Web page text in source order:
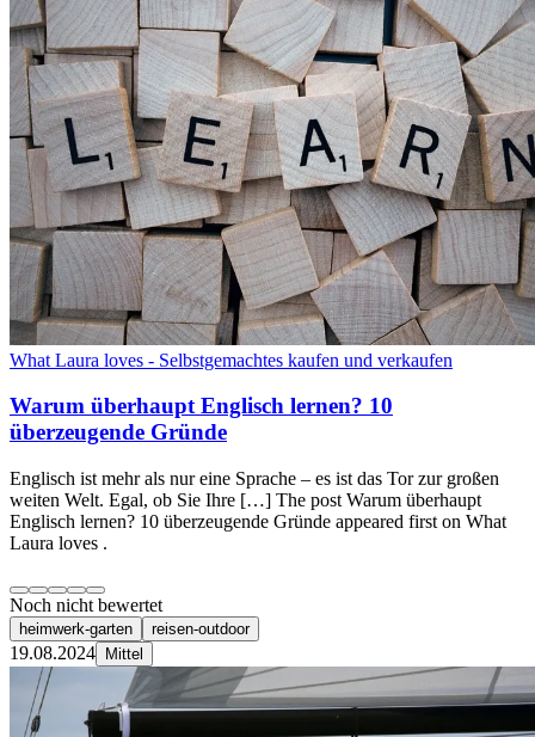
What Laura loves - Selbstgemachtes kaufen und verkaufen
Warum überhaupt Englisch lernen? 10
überzeugende Gründe
Englisch ist mehr als nur eine Sprache – es ist das Tor zur großen
weiten Welt. Egal, ob Sie Ihre […] The post Warum überhaupt
Englisch lernen? 10 überzeugende Gründe appeared first on What
Laura loves .
Noch nicht bewertet
heimwerk-garten reisen-outdoor
19.08.2024 Mittel